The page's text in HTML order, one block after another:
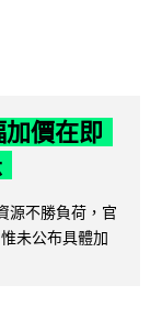
價在即
源不勝負荷，官
未公布具體加